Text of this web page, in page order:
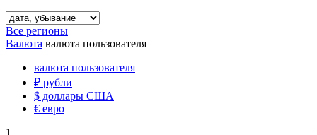
Все регионы
Валюта валюта пользователя
валюта пользователя
₽ рубли
$ доллары США
€ евро
1